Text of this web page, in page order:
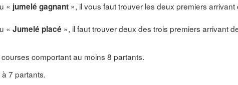
« jumelé gagnant », il vous faut trouver les deux premiers
«Jumelé placé », il faut trouver deux des trois premiers arrivant
comportant au moins 8 partants.
7 partants.